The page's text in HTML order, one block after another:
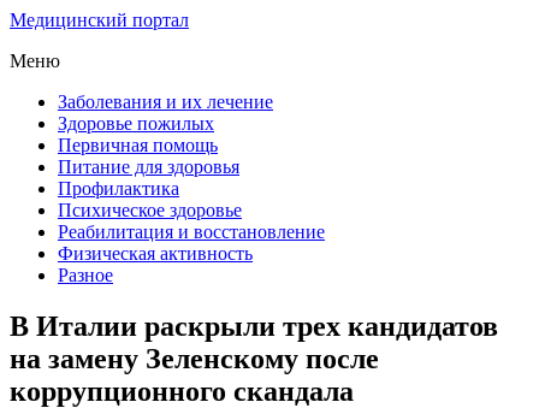
Медицинский портал
Меню
Заболевания и их лечение
Здоровье пожилых
Первичная помощь
Питание для здоровья
Профилактика
Психическое здоровье
Реабилитация и восстановление
Физическая активность
Разное
В Италии раскрыли трех кандидатов
на замену Зеленскому после
коррупционного скандала